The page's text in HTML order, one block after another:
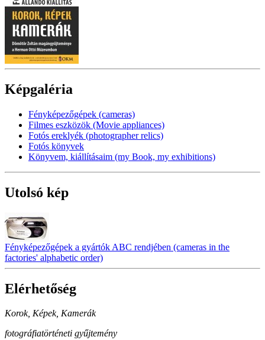
Képgaléria
Fényképezőgépek (cameras)
Filmes eszközök (Movie appliances)
Fotós ereklyék (photographer relics)
Fotós könyvek
Könyvem, kiállításaim (my Book, my exhibitions)
Utolsó kép
Fényképezőgépek a gyártók ABC rendjében (cameras in the
factories' alphabetic order)
Elérhetőség
Korok, Képek, Kamerák
fotográfiatörténeti gyűjtemény